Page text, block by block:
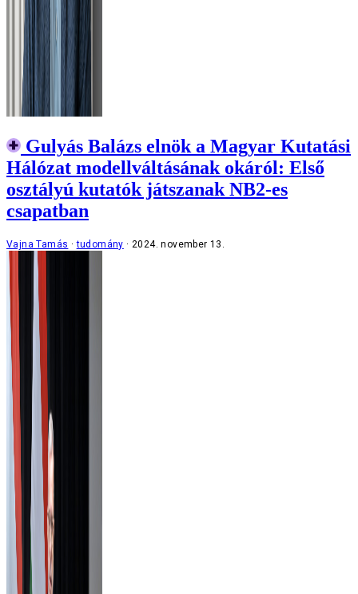
Gulyás Balázs elnök a Magyar Kutatási
Hálózat modellváltásának okáról: Első
osztályú kutatók játszanak NB2-es
csapatban
Vajna Tamás tudomány 2024. november 13.